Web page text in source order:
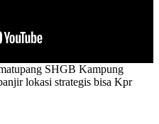
SHGB Kampung
lokasi strategis bisa Kpr